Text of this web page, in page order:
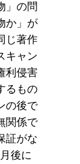
」の問
か」が
じ著作
キャン
利侵害
るもの
の後で
関係で
証がな
後に